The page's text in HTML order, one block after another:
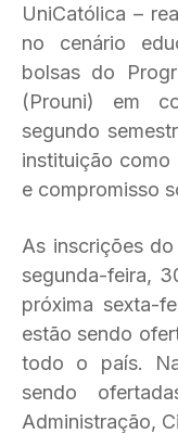
UniCatólica –
no cenário
bolsas do
(Prouni) em
segundo
instituição como
e compromisso
As inscrições
segunda-feira,
próxima sexta-
estão sendo
todo o país.
sendo
Administração,